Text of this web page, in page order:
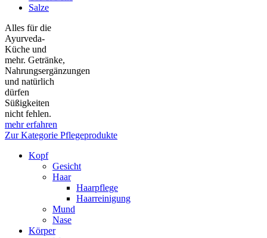
Salze
Alles für die
Ayurveda-
Küche und
mehr. Getränke,
Nahrungsergänzungen
und natürlich
dürfen
Süßigkeiten
nicht fehlen.
mehr erfahren
Zur Kategorie Pflegeprodukte
Kopf
Gesicht
Haar
Haarpflege
Haarreinigung
Mund
Nase
Körper